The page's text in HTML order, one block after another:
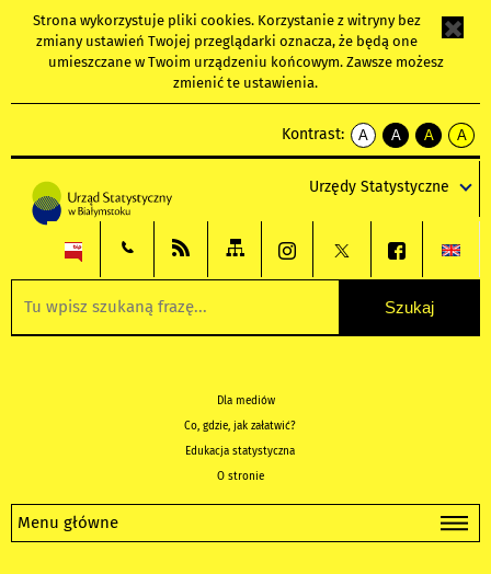
Strona wykorzystuje pliki cookies. Korzystanie z witryny bez
zmiany ustawień Twojej przeglądarki oznacza, że będą one
umieszczane w Twoim urządzeniu końcowym. Zawsze możesz
zmienić te ustawienia.
Kontrast:
A
kontrast
A
kontrast
tekst
czarnym
A
kontrast
tekst
czarnym
A
tekst
żółtym
Urzędy Statystyczne
Dla mediów
Co, gdzie, jak załatwić?
Edukacja statystyczna
O stronie
Menu główne